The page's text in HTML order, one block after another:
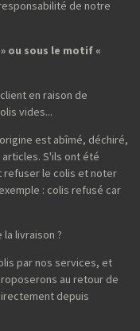
de notre
ou sous le motif «
en raison de
vides...
est abîmé, déchiré,
S'ils ont été
refuser le colis et noter
: colis refusé car
livraison ?
par nos services, et
au retour de
depuis